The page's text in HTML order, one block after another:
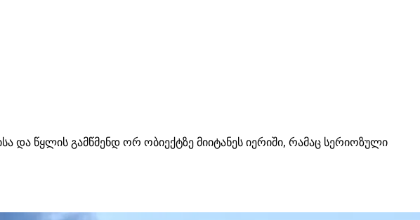
და წყლის გამწმენდ ორ ობიექტზე მიიტანეს იერიში, რამაც სერიოზული